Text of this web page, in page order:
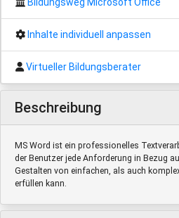
Inhalte individuell anpassen
Virtueller Bildungsberater
Beschreibung
MS Word ist ein professionelles
der Benutzer jede Anforderung in Bezug
Gestalten von einfachen, als auch
erfüllen kann.